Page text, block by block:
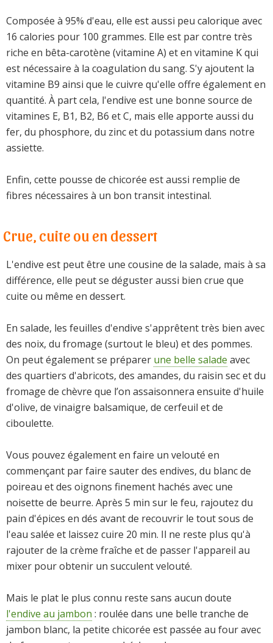
Composée à 95% d'eau, elle est aussi peu calorique avec
16 calories pour 100 grammes. Elle est par contre très
riche en bêta-carotène (vitamine A) et en vitamine K qui
est nécessaire à la coagulation du sang. S'y ajoutent la
vitamine B9 ainsi que le cuivre qu'elle offre également en
quantité. À part cela, l'endive est une bonne source de
vitamines E, B1, B2, B6 et C, mais elle apporte aussi du
fer, du phosphore, du zinc et du potassium dans notre
assiette.
Enfin, cette pousse de chicorée est aussi remplie de
fibres nécessaires à un bon transit intestinal.
Crue, cuite ou en dessert
L'endive est peut être une cousine de la salade, mais à sa
différence, elle peut se déguster aussi bien crue que
cuite ou même en dessert.
En salade, les feuilles d'endive s'apprêtent très bien avec
des noix, du fromage (surtout le bleu) et des pommes.
On peut également se préparer une belle salade avec
des quartiers d'abricots, des amandes, du raisin sec et du
fromage de chèvre que l’on assaisonnera ensuite d'huile
d'olive, de vinaigre balsamique, de cerfeuil et de
ciboulette.
Vous pouvez également en faire un velouté en
commençant par faire sauter des endives, du blanc de
poireau et des oignons finement hachés avec une
noisette de beurre. Après 5 min sur le feu, rajoutez du
pain d'épices en dés avant de recouvrir le tout sous de
l'eau salée et laissez cuire 20 min. Il ne reste plus qu'à
rajouter de la crème fraîche et de passer l'appareil au
mixer pour obtenir un succulent velouté.
Mais le plat le plus connu reste sans aucun doute
l'endive au jambon : roulée dans une belle tranche de
jambon blanc, la petite chicorée est passée au four avec